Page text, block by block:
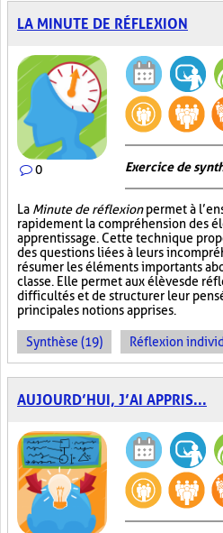
LA MINUTE DE RÉFLEXION
0 Exercice de
La Minute de réflexionpermet à
rapidement la compréhension des
apprentissage. Cette technique
des questions liées à leurs
résumer les éléments importants
classe. Elle permet aux élèves de
difficultés et de structurer leur
principales notions apprises.
Synthèse (19) Réflexion
AUJOURD’HUI, J’AI APPRIS...